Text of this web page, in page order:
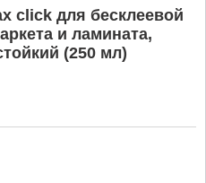
click для бесклеевой
и ламината,
(250 мл)